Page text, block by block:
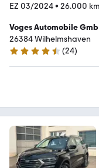
EZ 03/2024• 26.000 km
Voges Automobile
26384 Wilhelmshaven
4.5 Sterne
(24)